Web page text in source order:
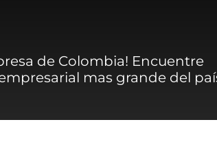
de Colombia! Encuentre
mas grande del